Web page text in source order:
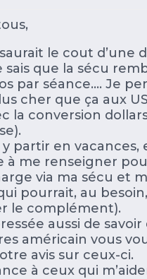
le cout d’une
sais que la sécu
par séance…. Je
cher que ça aux US
la conversion
partir en vacances,
à me renseigner
via ma sécu et
pourrait, au
le complément).
aussi de savoir
américain vous
avis sur ceux-ci.
à ceux qui